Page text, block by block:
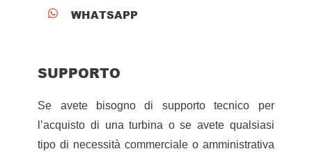
 WHATSAPP
SUPPORTO
Se avete bisogno di supporto tecnico per
l’acquisto di una turbina o se avete qualsiasi
tipo di necessità commerciale o amministrativa